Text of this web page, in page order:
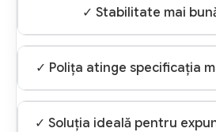
✓ Stabilitate mai
✓ Polița atinge specificația
✓ Soluția ideală pentru